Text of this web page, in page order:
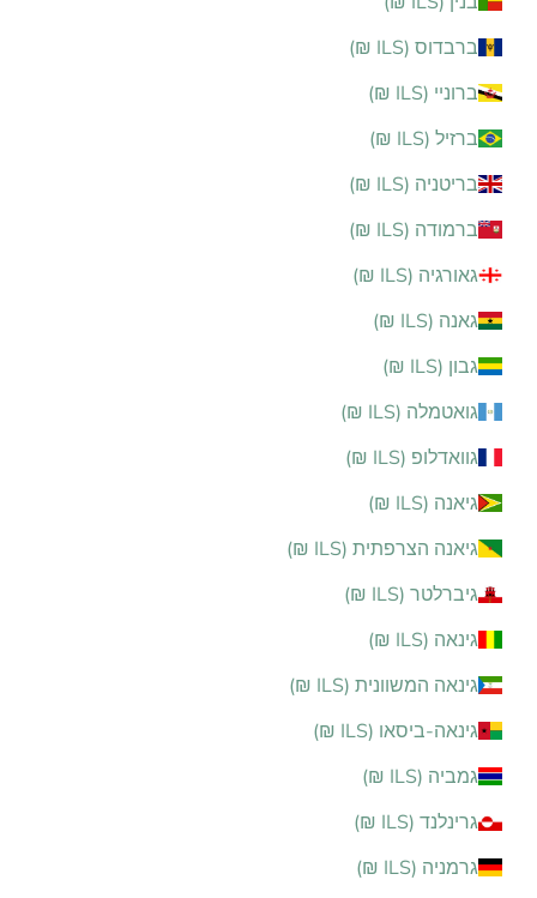
ברבדוס (ILS ₪)
ברוניי (ILS ₪)
ברזיל (ILS ₪)
בריטניה (ILS ₪)
ברמודה (ILS ₪)
גאורגיה (ILS ₪)
גאנה (ILS ₪)
גבון (ILS ₪)
גואטמלה (ILS ₪)
גוואדלופ (ILS ₪)
גיאנה (ILS ₪)
גיאנה הצרפתית (ILS ₪)
גיברלטר (ILS ₪)
גינאה (ILS ₪)
גינאה המשוונית (ILS ₪)
גינאה-ביסאו (ILS ₪)
גמביה (ILS ₪)
גרינלנד (ILS ₪)
גרמניה (ILS ₪)